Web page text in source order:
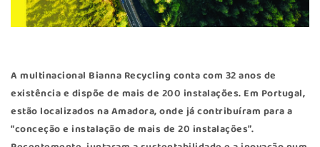
A multinacional Bianna Recycling conta com 32 anos de
existência e dispõe de mais de 200 instalações. Em Portugal,
estão localizados na Amadora, onde já contribuíram para a
“conceção e instalação de mais de 20 instalações”.